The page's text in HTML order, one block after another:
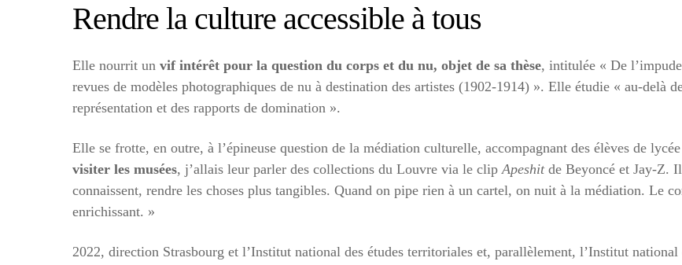
Rendre la culture accessible à tous
Elle nourrit un vif intérêt pour la question du corps et du nu, objet de sa thèse, intitulée « De
revues de modèles photographiques de nu à destination des artistes (1902-1914) ». Elle étudie « au-delà
représentation et des rapports de domination ».
Elle se frotte, en outre, à l’épineuse question de la médiation culturelle, accompagnant des élèves de
visiter les musées, j’allais leur parler des collections du Louvre via le clipApeshitde Beyoncé et Jay-Z.
connaissent, rendre les choses plus tangibles. Quand on pipe rien à un cartel, on nuit à la médiation. Le
enrichissant. »
2022, direction Strasbourg et l’Institut national des études territoriales et, parallèlement, l’Institut